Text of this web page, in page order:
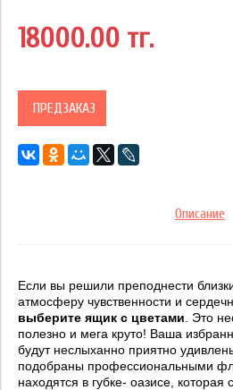
18000.00 тг.
ПРЕДЗАКАЗ
Описание
Если вы решили преподнести
атмосферу чувственности и
выберите ящик с цветами . Это
полезно и мега круто! Ваша
будут неслыханно приятно
подобраны профессиональными
находятся в губке- оазисе, которая